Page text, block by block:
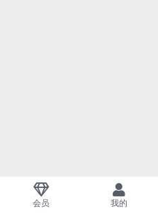
会员 我的